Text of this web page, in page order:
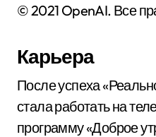
© 2021 OpenAI. Все
Карьера
После успеха
стала работать на
программу «Доброе